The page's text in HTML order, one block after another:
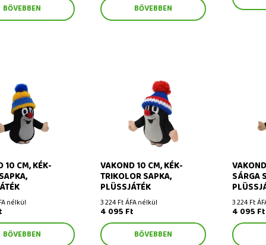
BŐVEBBEN BŐVEBBEN
cm, kék-sárga
10 CM, KÉK-
nélkül
BŐVEBBEN
Vakond 10 cm, kék-trikolor
sapka, plüssjáték
VAKOND 10 CM, KÉK-
TRIKOLOR SAPKA,
PLÜSSJÁTÉK
3 224 Ft ÁFA nélkül
4 095 Ft
BŐVEBBEN
SÁRGA
3 224 Ft
4 095 Ft